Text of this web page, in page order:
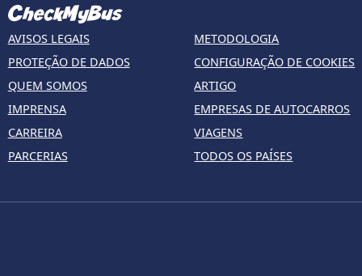
AVISOS LEGAIS
PROTEÇÃO DE DADOS
QUEM SOMOS
IMPRENSA
CARREIRA
PARCERIAS
METODOLOGIA
CONFIGURAÇÃO DE COOKIES
ARTIGO
EMPRESAS DE AUTOCARROS
VIAGENS
TODOS OS PAÍSES